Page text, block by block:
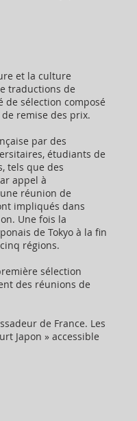
et la culture
traductions de
sélection composé
remise des prix.
par des
étudiants de
tels que des
appel à
réunion de
impliqués dans
Une fois la
de Tokyo à la fin
régions.
sélection
des réunions de
de France. Les
Japon » accessible